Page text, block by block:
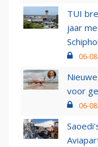
TUI
jaar
Schiphol
06-
voor
06-